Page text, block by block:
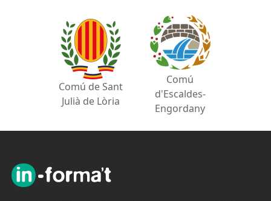
Comú de Sant
Julià de Lòria
Comú
d'Escaldes-
Engordany